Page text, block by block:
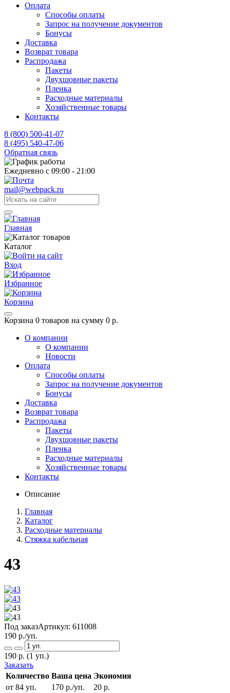
Оплата
Способы оплаты
Запрос на получение документов
Бонусы
Доставка
Возврат товара
Распродажа
Пакеты
Двухшовные пакеты
Пленка
Расходные материалы
Хозяйственные товары
Контакты
8 (800) 500-41-07
8 (495) 540-47-06
Обратная связь
Ежедневно с 09:00 - 21:00
mail@webpack.ru
Главная
Каталог
Вход
Избранное
Корзина
Корзина 0 товаров на сумму 0 р.
О компании
О компании
Новости
Оплата
Способы оплаты
Запрос на получение документов
Бонусы
Доставка
Возврат товара
Распродажа
Пакеты
Двухшовные пакеты
Пленка
Расходные материалы
Хозяйственные товары
Контакты
Описание
Главная
Каталог
Расходные материалы
Стяжка кабельная
43
Под заказАртикул: 611008
190 р./уп.
190 р. (1 уп.)
Заказать
Количество Ваша цена Экономия
от 84 уп.
170 р./уп.
20 р.